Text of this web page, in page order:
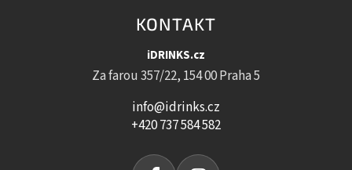
KONTAKT
iDRINKS.cz
Za farou 357/22, 154 00 Praha 5
info@idrinks.cz
+420 737 584 582